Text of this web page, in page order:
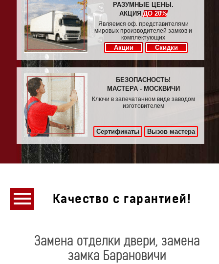
РАЗУМНЫЕ ЦЕНЫ.
АКЦИЯДО 20%
Являемся оф. представителями
мировых производителей замков и
комплектующих
Акции Скидки
БЕЗОПАСНОСТЬ!
МАСТЕРА - МОСКВИЧИ
Ключи в запечатанном виде заводом
изготовителем
Сертификаты Вызов мастера
Качество с гарантией!
Замена отделки двери, замена
замка Барановичи